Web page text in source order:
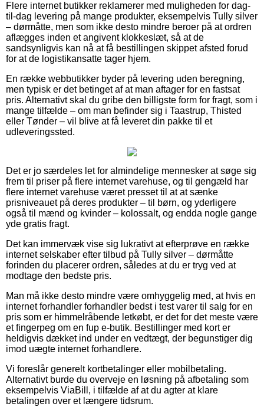
Flere internet butikker reklamerer med muligheden for dag-
til-dag levering på mange produkter, eksempelvis Tully silver
– dørmåtte, men som ikke desto mindre beroer på at ordren
aflægges inden et angivent klokkeslæt, så at de
sandsynligvis kan nå at få bestillingen skippet afsted forud
for at de logistikansatte tager hjem.
En række webbutikker byder på levering uden beregning,
men typisk er det betinget af at man aftager for en fastsat
pris. Alternativt skal du gribe den billigste form for fragt, som i
mange tilfælde – om man befinder sig i Taastrup, Thisted
eller Tønder – vil blive at få leveret din pakke til et
udleveringssted.
Det er jo særdeles let for almindelige mennesker at søge sig
frem til priser på flere internet varehuse, og til gengæld har
flere internet varehuse været presset til at at sænke
prisniveauet på deres produkter – til børn, og yderligere
også til mænd og kvinder – kolossalt, og endda nogle gange
yde gratis fragt.
Det kan immervæk vise sig lukrativt at efterprøve en række
internet selskaber efter tilbud på Tully silver – dørmåtte
forinden du placerer ordren, således at du er tryg ved at
modtage den bedste pris.
Man må ikke desto mindre være omhyggelig med, at hvis en
internet forhandler forhandler bedst i test varer til salg for en
pris som er himmelråbende letkøbt, er det for det meste være
et fingerpeg om en fup e-butik. Bestillinger med kort er
heldigvis dækket ind under en vedtægt, der begunstiger dig
imod uægte internet forhandlere.
Vi foreslår generelt kortbetalinger eller mobilbetaling.
Alternativt burde du overveje en løsning på afbetaling som
eksempelvis ViaBill, i tilfælde af at du agter at klare
betalingen over et længere tidsrum.